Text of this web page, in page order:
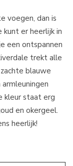
voegen, dan is
kunt er heerlijk in
een ontspannen
trekt alle
blauwe
kleur staat erg
en okergeel.
heerlijk!